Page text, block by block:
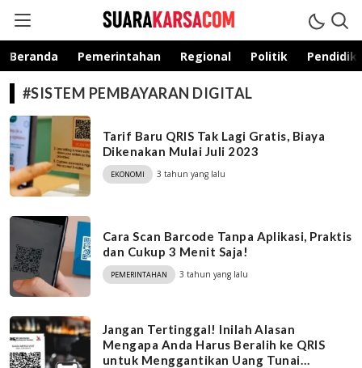
suarakarsa.com
Informasi terpercaya
Beranda Pemerintahan Regional Politik
#SISTEM PEMBAYARAN DIGITAL
Tarif Baru QRIS Tak Lagi Gratis, Biaya
Dikenakan Mulai Juli 2023
EKONOMI 3 tahun yang lalu
Cara Scan Barcode Tanpa Aplikasi, Praktis
dan Cukup 3 Menit Saja!
PEMERINTAHAN 3 tahun yang lalu
Jangan Tertinggal! Inilah Alasan
Mengapa Anda Harus Beralih ke QRIS
untuk Menggantikan Uang Tunai